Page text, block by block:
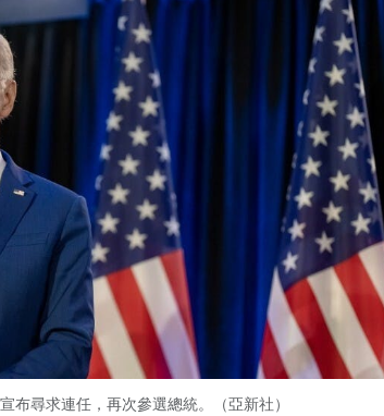
布尋求連任，再次參選總統。（亞新社）